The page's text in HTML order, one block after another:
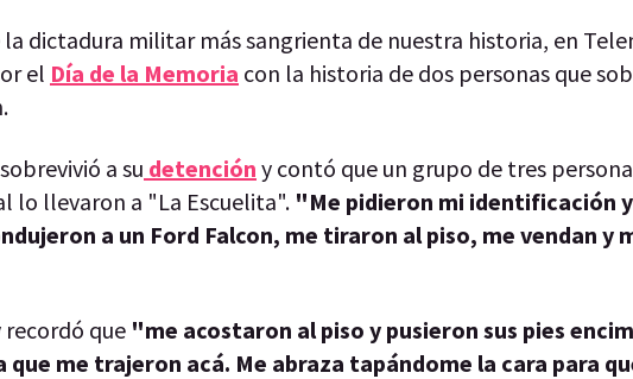
dictadura militar más sangrienta de nuestra historia, en
el Día de la Memoria con la historia de dos personas que
a su detención y contó que un grupo de tres
lo llevaron a "La Escuelita". "Me pidieron mi identificación
a un Ford Falcon, me tiraron al piso, me vendan y
que "me acostaron al piso y pusieron sus pies
que me trajeron acá. Me abraza tapándome la cara para